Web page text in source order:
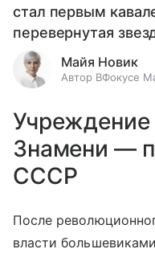
стал первым
перевернутая
Майя Новик
Автор ВФокусе
Учреждение
Знамени —
СССР
После
власти